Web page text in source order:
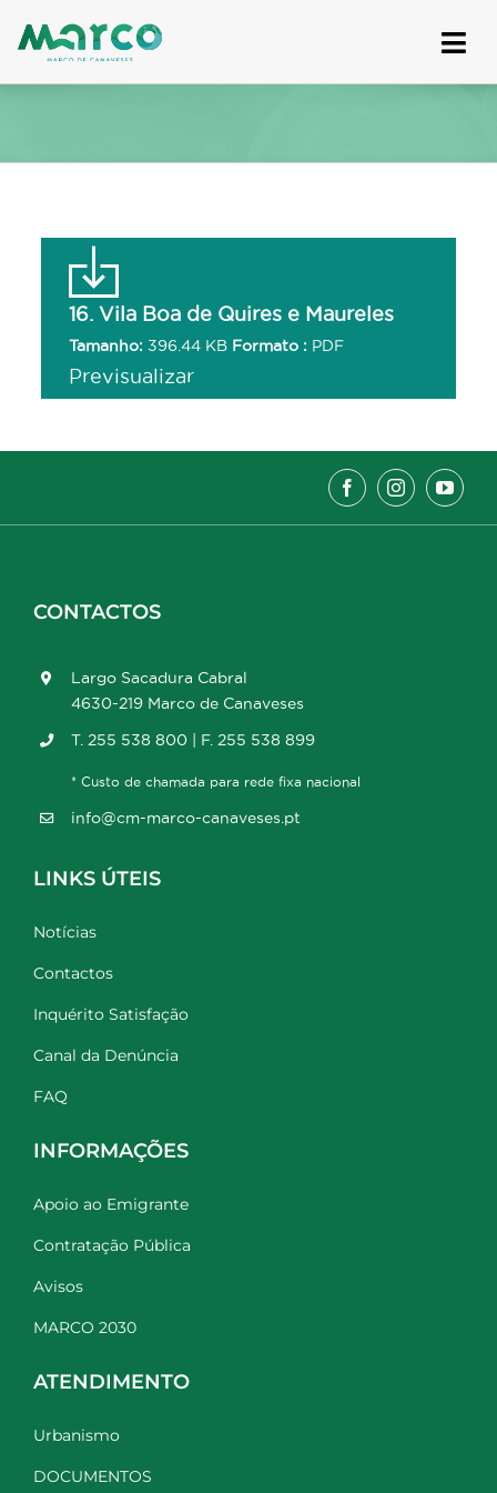
to
16. Vila Boa de Quires e Maureles
Tamanho: 396.44 KB Formato : PDF
Previsualizar
CONTACTOS
Largo Sacadura Cabral
4630-219 Marco de Canaveses
T. 255 538 800 | F. 255 538 899
* Custo de chamada para rede fixa nacional
info@cm-marco-canaveses.pt
LINKS ÚTEIS
Notícias
Contactos
Inquérito Satisfação
Canal da Denúncia
FAQ
INFORMAÇÕES
Apoio ao Emigrante
Contratação Pública
Avisos
MARCO 2030
ATENDIMENTO
Urbanismo
DOCUMENTOS